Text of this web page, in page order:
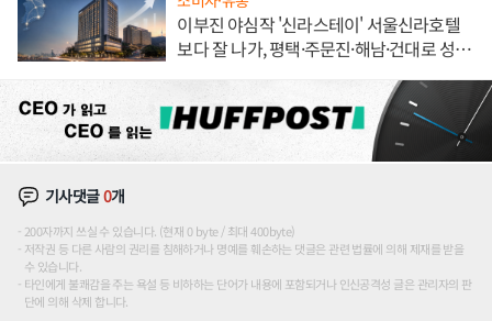
이부진 야심작 '신라스테이' 서울신라호텔
보다 잘 나가, 평택·주문진·해남·건대로 성
기사댓글0개
200자까지 쓰실 수 있습니다. (현재 0 byte / 최대 400byte)
저작권 등 다른 사람의 권리를 침해하거나 명예를 훼손하는 댓글은 관련 법률에 의해 제재를 받을
수 있습니다.
타인에게 불쾌감을 주는 욕설 등 비하하는 단어가 내용에 포함되거나 인신공격성 글은 관리자의 판
단에 의해 삭제 합니다.